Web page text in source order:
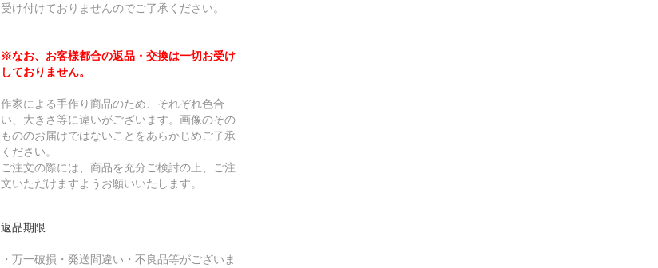
受け付けておりませんのでご了承ください。
※なお、お客様都合の返品・交換は一切お受け
しておりません。
作家による手作り商品のため、それぞれ色合
い、大きさ等に違いがございます。画像のその
もののお届けではないことをあらかじめご了承
ください。
ご注文の際には、商品を充分ご検討の上、ご注
文いただけますようお願いいたします。
返品期限
・万一破損・発送間違い・不良品等がございま